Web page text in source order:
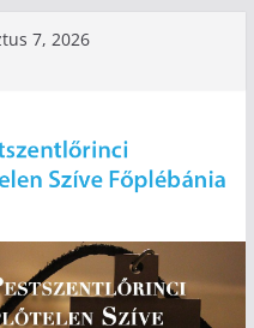
7, 2026